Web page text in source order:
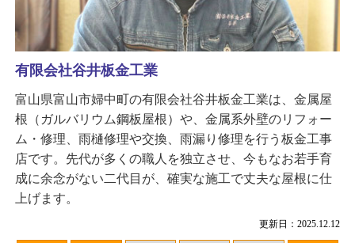
更新日：2025.12.12
有限会社谷井板金工業
富山県富山市婦中町の有限会社谷井板金工業は、金属屋
根（ガルバリウム鋼板屋根）や、金属系外壁のリフォー
ム・修理、雨樋修理や交換、雨漏り修理を行う板金工事
店です。先代が多くの職人を独立させ、今もなお若手育
成に余念がない二代目が、確実な施工で丈夫な屋根に仕
上げます。